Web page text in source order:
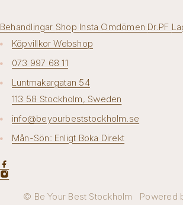
Behandlingar Shop Insta Omdömen Dr.PF
Köpvillkor Webshop
073 997 68 11
Luntmakargatan 54
113 58 Stockholm, Sweden
info@beyourbeststockholm.se
Mån-Sön: Enligt Boka Direkt
© Be Your Best Stockholm Powered